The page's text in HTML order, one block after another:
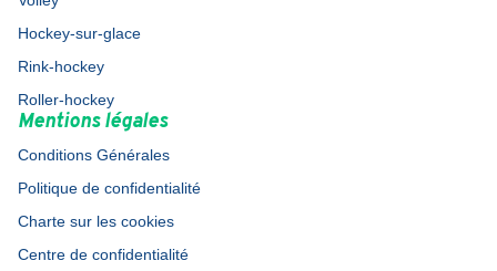
Hockey-sur-glace
Rink-hockey
Roller-hockey
Mentions légales
Conditions Générales
Politique de confidentialité
Charte sur les cookies
Centre de confidentialité